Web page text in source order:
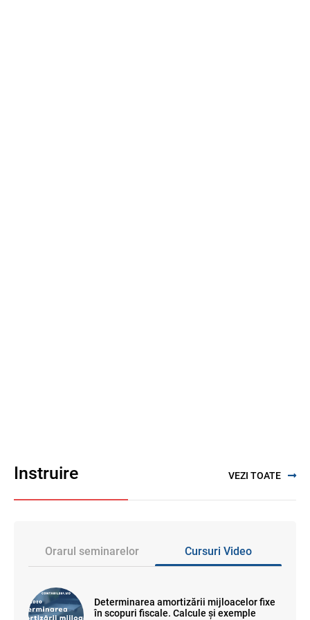
Instruire VEZI TOATE
Orarul seminarelor Cursuri Video
Determinarea amortizării mijloacelor fixe
în scopuri fiscale. Calcule și exemple